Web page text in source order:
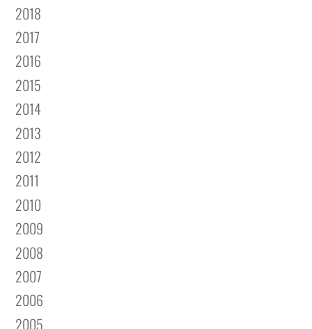
2018
2017
2016
2015
2014
2013
2012
2011
2010
2009
2008
2007
2006
2005